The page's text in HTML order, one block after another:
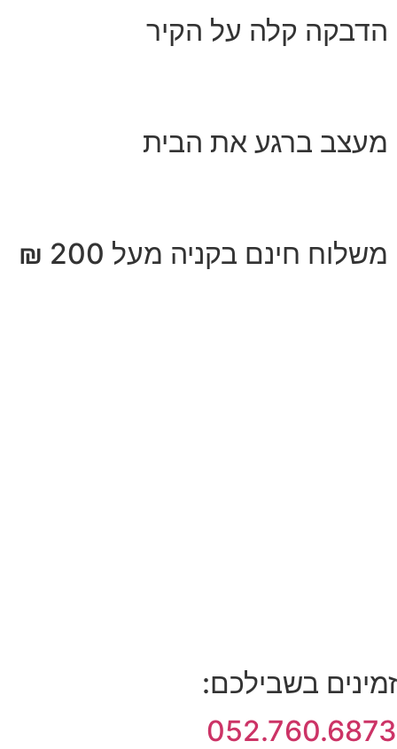
הדבקה קלה על הקיר
מעצב ברגע את הבית
משלוח חינם בקניה מעל 200 ₪
זמינים בשבילכם:
052.760.6873